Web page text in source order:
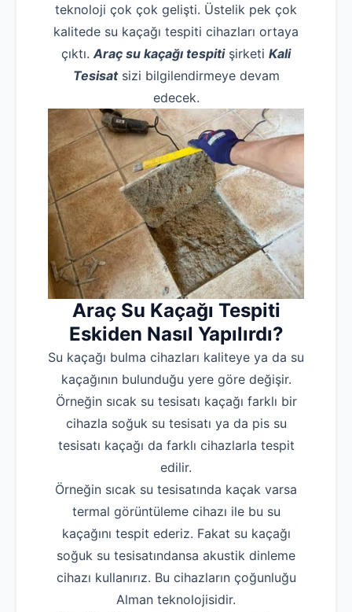
teknoloji çok çok gelişti. Üstelik pek çok
kalitede su kaçağı tespiti cihazları ortaya
çıktı. Araç su kaçağı tespitişirketi Kali
Tesisatsizi bilgilendirmeye devam
edecek.
AraçSu Kaçağı Tespiti
Eskiden Nasıl Yapılırdı?
Su kaçağı bulma cihazları kaliteye ya da su
kaçağının bulunduğu yere göre değişir.
Örneğin sıcak su tesisatı kaçağı farklı bir
cihazla soğuk su tesisatı ya da pis su
tesisatı kaçağı da farklı cihazlarla tespit
edilir.
Örneğin sıcak su tesisatında kaçak varsa
termal görüntüleme cihazı ile bu su
kaçağını tespit ederiz. Fakat su kaçağı
soğuk su tesisatındansa akustik dinleme
cihazı kullanırız. Bu cihazların çoğunluğu
Alman teknolojisidir.